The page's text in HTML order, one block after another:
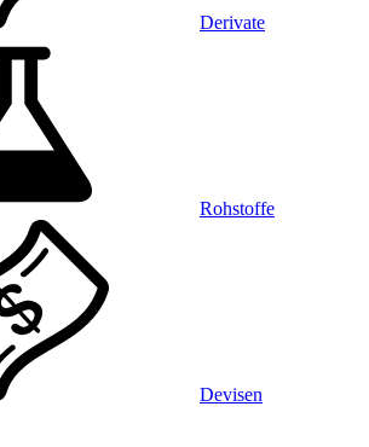
Derivate
Rohstoffe
Devisen